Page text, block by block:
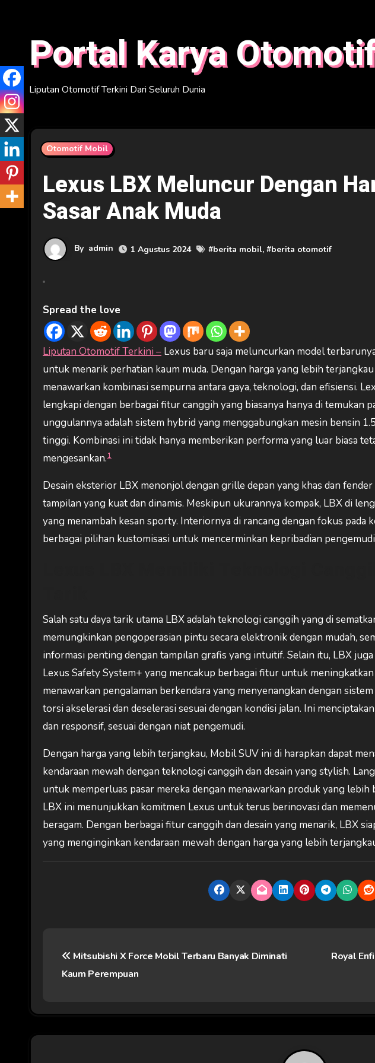
Portal Karya
Liputan Otomotif Terkini Dari Seluruh Dunia
Otomotif Mobil
Lexus LBX Meluncur Dengan
Sasar Anak Muda
By admin 1 Agustus 2024 #berita mobil, #berita otomotif
Spread the love
Liputan Otomotif Terkini – Lexus baru saja meluncurkan model
untuk menarik perhatian kaum muda. Dengan harga yang lebih
menawarkan kombinasi sempurna antara gaya, teknologi, dan efisiensi.
lengkapi dengan berbagai fitur canggih yang biasanya hanya di temukan
unggulannya adalah sistem hybrid yang menggabungkan mesin bensin
tinggi. Kombinasi ini tidak hanya memberikan performa yang luar biasa
mengesankan.1
Desain eksterior LBX menonjol dengan grille depan yang khas dan
tampilan yang kuat dan dinamis. Meskipun ukurannya kompak, LBX di
yang menambah kesan sporty. Interiornya di rancang dengan fokus pada
berbagai pilihan kustomisasi untuk mencerminkan kepribadian
Salah satu daya tarik utama LBX adalah teknologi canggih yang di
memungkinkan pengoperasian pintu secara elektronik dengan mudah,
informasi penting dengan tampilan grafis yang intuitif. Selain itu, LBX
Lexus Safety System+ yang mencakup berbagai fitur untuk
menawarkan pengalaman berkendara yang menyenangkan dengan
torsi akselerasi dan deselerasi sesuai dengan kondisi jalan. Ini
dan responsif, sesuai dengan niat pengemudi.
Dengan harga yang lebih terjangkau, Mobil SUV ini di harapkan dapat
kendaraan mewah dengan teknologi canggih dan desain yang stylish.
untuk memperluas pasar mereka dengan menawarkan produk yang lebih
LBX ini menunjukkan komitmen Lexus untuk terus berinovasi dan
beragam. Dengan berbagai fitur canggih dan desain yang menarik, LBX
yang menginginkan kendaraan mewah dengan harga yang lebih
i
g
Mitsubishi X Force Mobil Terbaru Banyak Diminati
Kaum Perempuan
Royal